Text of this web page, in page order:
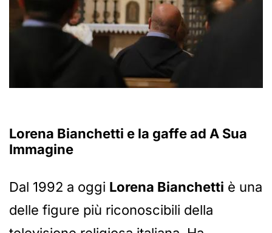
Lorena Bianchetti e la gaffe ad A Sua
Immagine
Dal 1992 a oggi Lorena Bianchetti è una
delle figure più riconoscibili della